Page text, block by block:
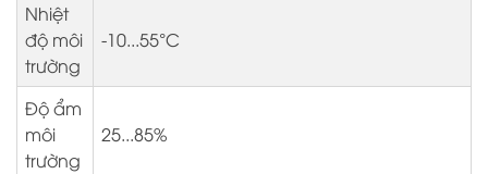
Nhiệt
độ môi
trường
-10...55°C
Độ ẩm
môi
trường
25...85%